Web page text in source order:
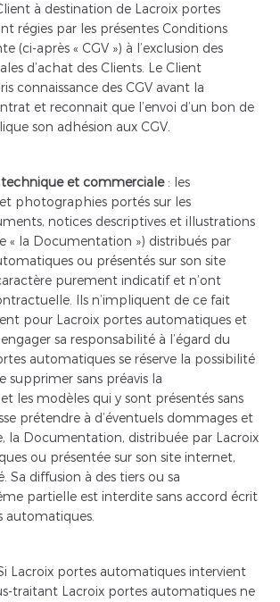
à destination de Lacroix portes
régies par les présentes Conditions
(ci-après « CGV ») à l’exclusion des
d’achat des Clients. Le Client
connaissance des CGV avant la
et reconnait que l’envoi d’un bon de
son adhésion aux CGV.
et commerciale: les
photographies portés sur les
notices descriptives et illustrations
« la Documentation ») distribués par
ou présentés sur son site
purement indicatif et n’ont
Ils n’impliquent de ce fait
pour Lacroix portes automatiques et
sa responsabilité à l’égard du
automatiques se réserve la possibilité
supprimer sans préavis la
les modèles qui y sont présentés sans
prétendre à d’éventuels dommages et
la Documentation, distribuée par Lacroix
ou présentée sur son site internet,
Sa diffusion à des tiers ou sa
partielle est interdite sans accord écrit
automatiques.
Lacroix portes automatiques intervient
traitant Lacroix portes automatiques ne